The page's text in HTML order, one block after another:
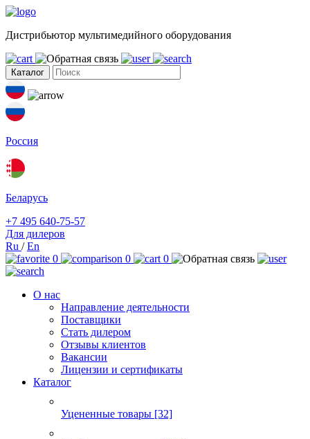
Дистрибьютор мультимедийного оборудования
Каталог
Россия
Беларусь
+7 495 640-75-57
Для дилеров
Ru /En
0
0 0
О нас
Направление деятельности
Поставщики
Стать дилером
Отзывы клиентов
Вакансии
Лицензии и сертификаты
Каталог
Уцененные товары [32]